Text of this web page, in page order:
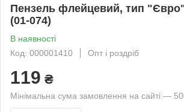
Пензель флейцевий, тип
(01-074)
В наявності
Код: 000001410
Опт і роздріб
119 ₴
Мінімальна сума замовлення на сайті —